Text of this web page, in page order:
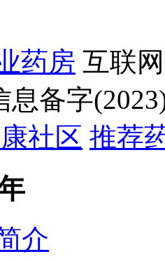
药房 互联
备字
社区 推荐
介